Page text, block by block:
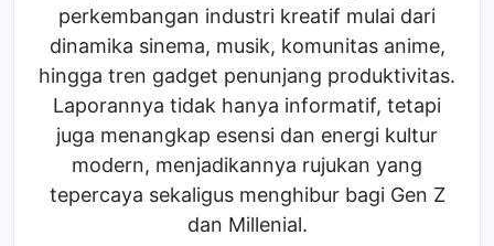
perkembangan industri kreatif mulai dari
dinamika sinema, musik, komunitas anime,
hingga tren gadget penunjang produktivitas.
Laporannya tidak hanya informatif, tetapi
juga menangkap esensi dan energi kultur
modern, menjadikannya rujukan yang
tepercaya sekaligus menghibur bagi Gen Z
dan Millenial.